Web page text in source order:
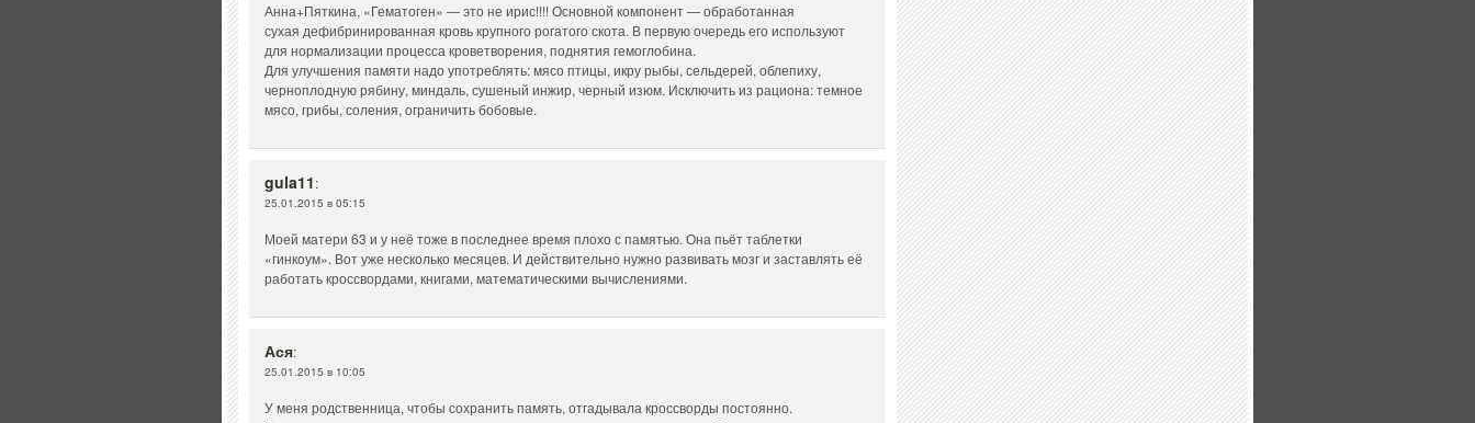
Анна+Пяткина, «Гематоген» — это не ирис!!!! Основной компонент — обработанная
сухая дефибринированная кровь крупного рогатого скота. В первую очередь его используют
для нормализации процесса кроветворения, поднятия гемоглобина.
Для улучшения памяти надо употреблять: мясо птицы, икру рыбы, сельдерей, облепиху,
черноплодную рябину, миндаль, сушеный инжир, черный изюм. Исключить из рациона: темное
мясо, грибы, соления, ограничить бобовые.
gula11:
25.01.2015 в 05:15
Моей матери 63 и у неё тоже в последнее время плохо с памятью. Она пьёт таблетки
«гинкоум». Вот уже несколько месяцев. И действительно нужно развивать мозг и заставлять её
работать кроссвордами, книгами, математическими вычислениями.
Ася:
25.01.2015 в 10:05
У меня родственница, чтобы сохранить память, отгадывала кроссворды постоянно.